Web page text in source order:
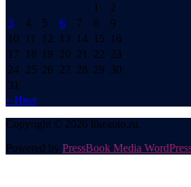
1
2
3
4 5 6 7 8
9
10
11 12 13 14 15
16
17
18 19 20 21 22 23
24 25 26 27 28 29 30
31
« Июл
Copyright © 2026 likeauto.ru.
Powered by PressBook Media